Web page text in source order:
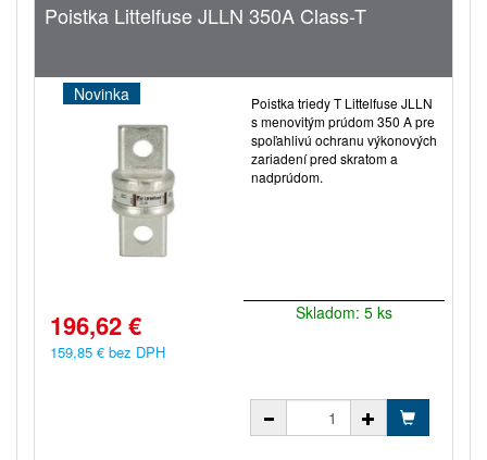
Poistka Littelfuse JLLN 350A Class-T
Novinka
Poistka triedy T Littelfuse JLLN
s menovitým prúdom 350 A pre
spoľahlivú ochranu výkonových
zariadení pred skratom a
nadprúdom.
196,62 €
159,85 € bez DPH
Skladom: 5 ks